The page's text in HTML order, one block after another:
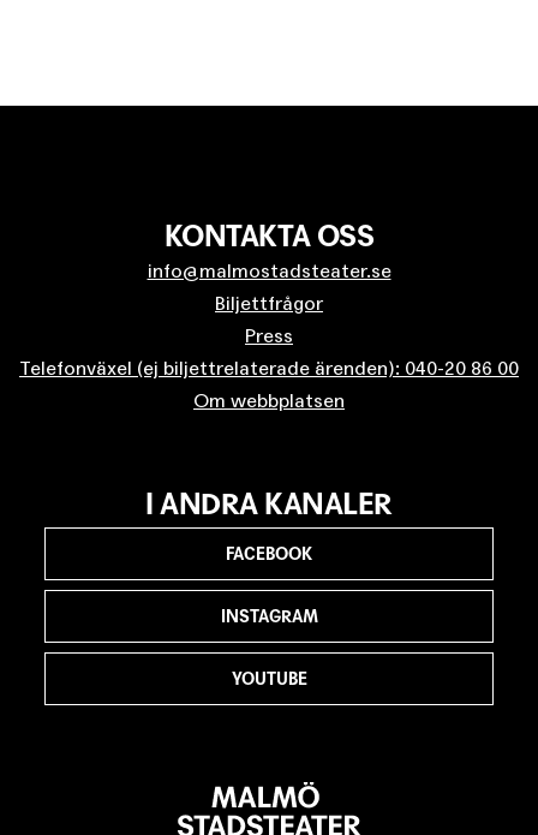
KONTAKTA OSS
info@malmostadsteater.se
Biljettfrågor
Press
Telefonväxel (ej biljettrelaterade ärenden): 040-20 86 00
Om webbplatsen
I ANDRA KANALER
FACEBOOK
INSTAGRAM
YOUTUBE